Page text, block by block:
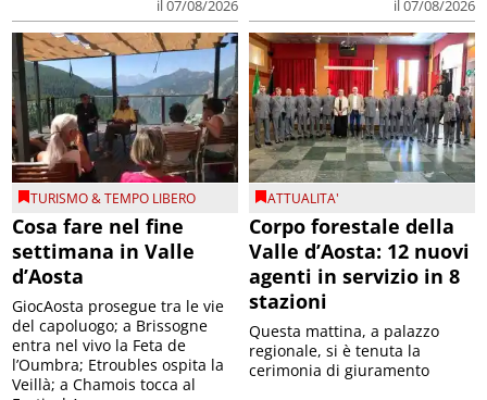
il 07/08/2026 il 07/08/2026
TURISMO & TEMPO LIBERO
Cosa fare nel fine
settimana in Valle
d’Aosta
GiocAosta prosegue tra le vie
del capoluogo; a Brissogne
entra nel vivo la Feta de
l’Oumbra; Etroubles ospita la
Veillà; a Chamois tocca al
ATTUALITA'
Corpo forestale della
Valle d’Aosta: 12 nuovi
agenti in servizio in 8
stazioni
Questa mattina, a palazzo
regionale, si è tenuta la
cerimonia di giuramento